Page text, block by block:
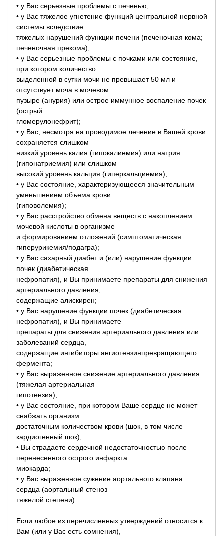
• у Вас серьезные проблемы с печенью;
• у Вас тяжелое угнетение функций центральной нервной
системы вследствие
тяжелых нарушений функции печени (печеночная кома;
печеночная прекома);
• у Вас серьезные проблемы с почками или состояние,
при котором количество
выделенной в сутки мочи не превышает 50 мл и
отсутствует моча в мочевом
пузыре (анурия) или острое иммунное воспаление почек
(острый
гломерулонефрит);
• у Вас, несмотря на проводимое лечение в Вашей крови
сохраняется слишком
низкий уровень калия (гипокалиемия) или натрия
(гипонатриемия) или слишком
высокий уровень кальция (гиперкальциемия);
• у Вас состояние, характеризующееся значительным
уменьшением объема крови
(гиповолемия);
• у Вас расстройство обмена веществ с накоплением
мочевой кислоты в организме
и формированием отложений (симптоматическая
гиперурикемия/подагра);
• у Вас сахарный диабет и (или) нарушение функции
почек (диабетическая
нефропатия), и Вы принимаете препараты для снижения
артериального давления,
содержащие алискирен;
• у Вас нарушение функции почек (диабетическая
нефропатия), и Вы принимаете
препараты для снижения артериального давления или
заболеваний сердца,
содержащие ингибиторы ангиотензинпревращающего
фермента;
• у Вас выраженное снижение артериального давления
(тяжелая артериальная
гипотензия);
• у Вас состояние, при котором Ваше сердце не может
снабжать организм
достаточным количеством крови (шок, в том числе
кардиогенный шок);
• Вы страдаете сердечной недостаточностью после
перенесенного острого инфаркта
миокарда;
• у Вас выраженное сужение аортального клапана
сердца (аортальный стеноз
тяжелой степени).
Если любое из перечисленных утверждений относится к
Вам (или у Вас есть сомнения),